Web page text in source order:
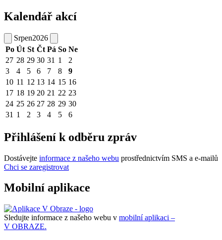
Kalendář akcí
Srpen2026
Po Út St Čt Pá So Ne
27 28 29 30 31 1
2
3
4 5 6 7 8
9
10 11 12 13 14 15 16
17 18 19 20 21 22 23
24 25 26 27 28 29 30
31 1 2 3 4 5 6
Přihlášení k odběru zpráv
Dostávejte informace z našeho webu prostřednictvím SMS a e-mailů
Chci se zaregistrovat
Mobilní aplikace
Sledujte informace z našeho webu v mobilní aplikaci –
V OBRAZE.